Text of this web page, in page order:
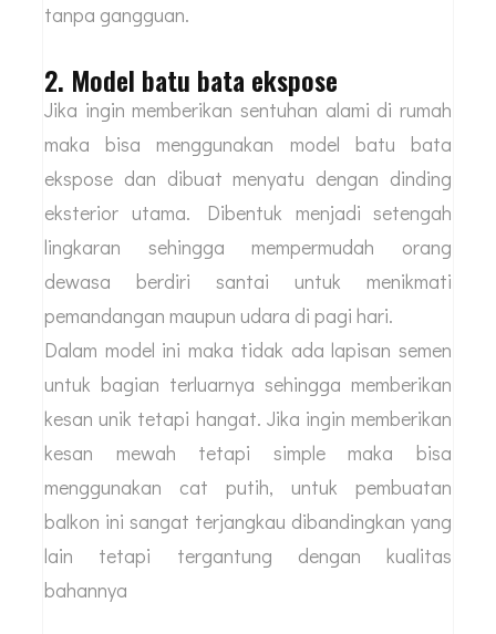
tanpa gangguan.
2. Model batu bata ekspose
Jika ingin memberikan sentuhan alami di rumah
maka bisa menggunakan model batu bata
ekspose dan dibuat menyatu dengan dinding
eksterior utama. Dibentuk menjadi setengah
lingkaran sehingga mempermudah orang
dewasa berdiri santai untuk menikmati
pemandangan maupun udara di pagi hari.
Dalam model ini maka tidak ada lapisan semen
untuk bagian terluarnya sehingga memberikan
kesan unik tetapi hangat. Jika ingin memberikan
kesan mewah tetapi simple maka bisa
menggunakan cat putih, untuk pembuatan
balkon ini sangat terjangkau dibandingkan yang
lain tetapi tergantung dengan kualitas
bahannya